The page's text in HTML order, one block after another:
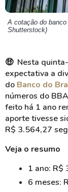
A cotação do
Shutterstock)
🤑 Nesta
expectativa a
do Banco do
números do
feito há 1 ano
aporte tivesse
R$ 3.564,27
Veja o resumo
1 ano: R$
6 meses: